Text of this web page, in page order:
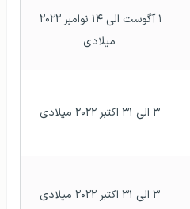
میلادی
۳ الی ۳۱ اکتبر ۲۰۲۲ میلادی
۳ الی ۳۱ اکتبر ۲۰۲۲ میلادی